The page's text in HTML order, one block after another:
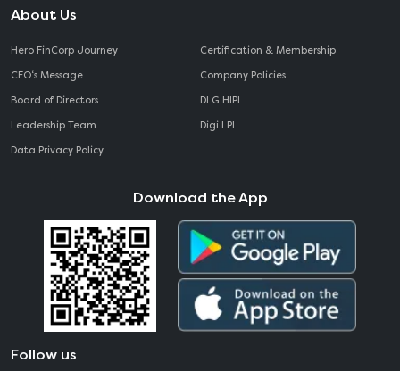
About Us
Hero FinCorp Journey
CEO‘s Message
Board of Directors
Leadership Team
Data Privacy Policy
Certification & Membership
Company Policies
DLG HIPL
Digi LPL
Download the App
Follow us